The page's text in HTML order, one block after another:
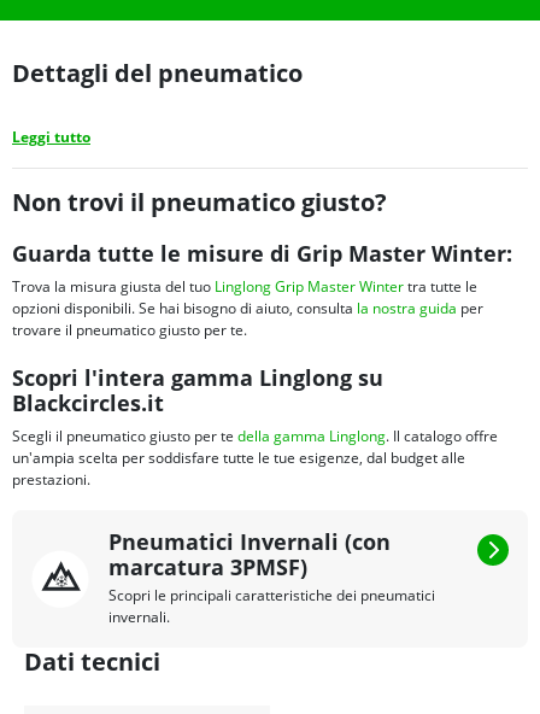
Dettagli del pneumatico
Leggi tutto
Non trovi il pneumatico giusto?
Guarda tutte le misure di Grip Master Winter:
Trova la misura giusta del tuo Linglong Grip Master Wintertra tutte le
opzioni disponibili. Se hai bisogno di aiuto, consulta la nostra guida per
trovare il pneumatico giusto per te.
Scopri l'intera gamma Linglong su
Blackcircles.it
Scegli il pneumatico giusto per te della gamma Linglong. Il catalogo offre
un'ampia scelta per soddisfare tutte le tue esigenze, dal budget alle
prestazioni.
Pneumatici Invernali (con
marcatura 3PMSF)
Scopri le principali caratteristiche dei pneumatici
invernali.
Dati tecnici